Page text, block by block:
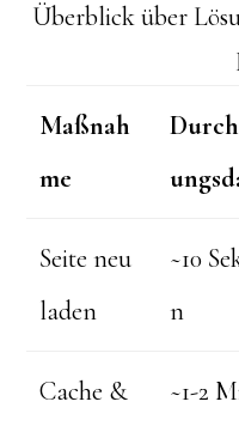
Überblick über
Maßnah
me
Seite neu
laden
~10
n
Cache & ~1-2